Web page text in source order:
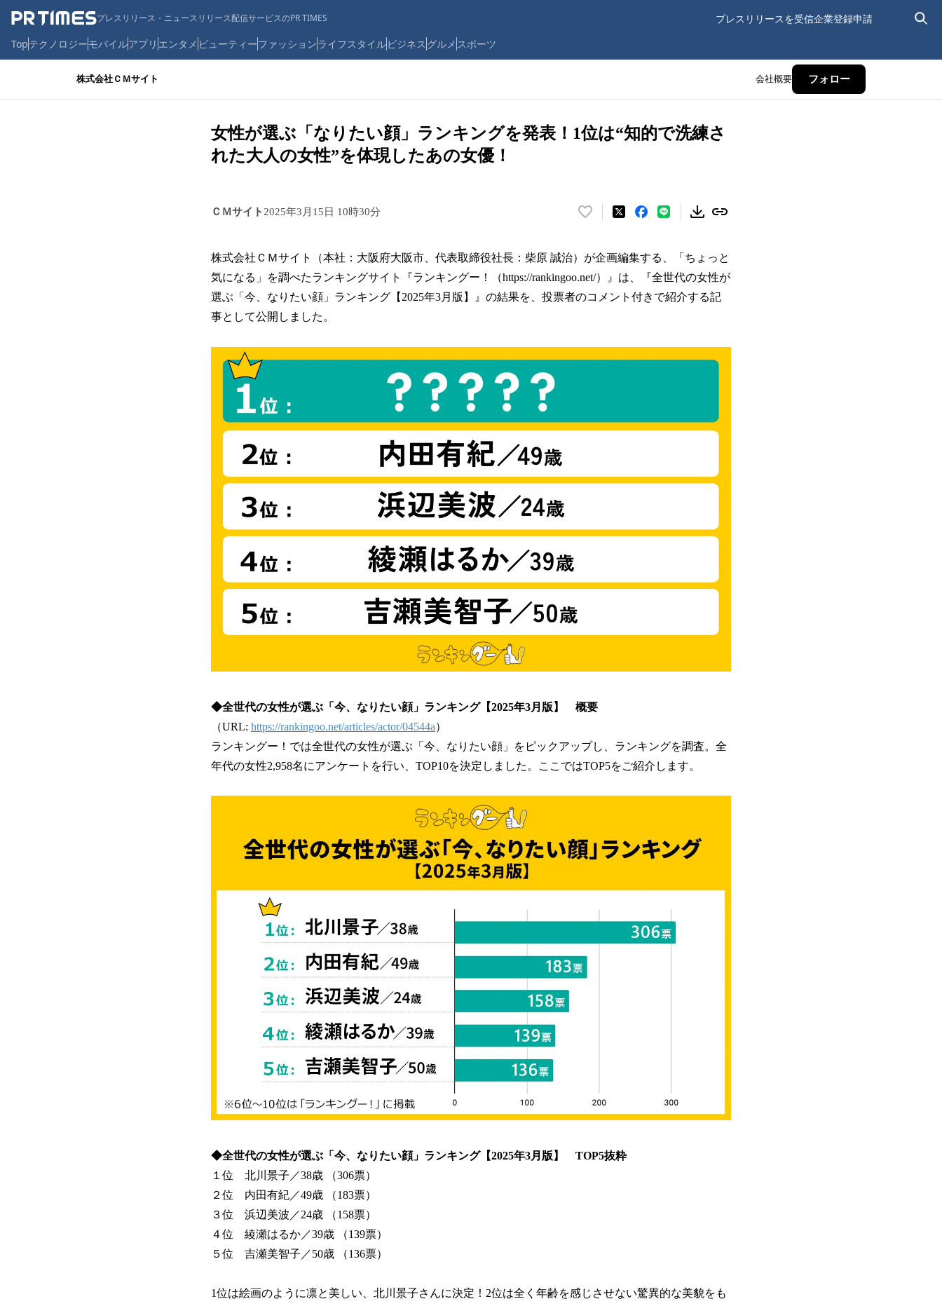
プレスリリース・ニュースリリース配信サービスのPR TIMES プレスリリースを受信企業登録申請
Topテクノロジーモバイルアプリ エンタメ ビューティーファッションライフスタイルビジネス グルメ スポーツ
株式会社ＣＭサイト 会社概要 フォロー
女性が選ぶ「なりたい顔」ランキングを発表！1位は“知的で洗練さ
れた大人の女性”を体現したあの女優！
ＣＭサイト 2025年3月15日 10時30分
い
！
数
を
み
株式会社ＣＭサイト（本社：大阪府大阪市、代表取締役社長：柴原 誠治）が企画編集する、「ちょっと
気になる」を調べたランキングサイト『ランキングー！（https://rankingoo.net/）』は、『全世代の女性が
選ぶ「今、なりたい顔」ランキング【2025年3月版】』の結果を、投票者のコメント付きで紹介する記
事として公開しました。
◆全世代の女性が選ぶ「今、なりたい顔」ランキング【2025年3月版】 概要
（URL: https://rankingoo.net/articles/actor/04544a）
ランキングー！では全世代の女性が選ぶ「今、なりたい顔」をピックアップし、ランキングを調査。全
年代の女性2,958名にアンケートを行い、TOP10を決定しました。ここではTOP5をご紹介します。
◆全世代の女性が選ぶ「今、なりたい顔」ランキング【2025年3月版】 TOP5抜粋
１位 北川景子／38歳 （306票）
２位 内田有紀／49歳 （183票）
３位 浜辺美波／24歳 （158票）
４位 綾瀬はるか／39歳 （139票）
５位 吉瀬美智子／50歳 （136票）
1位は絵画のように凛と美しい、北川景子さんに決定！2位は全く年齢を感じさせない驚異的な美貌をも